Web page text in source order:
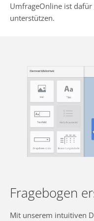
UmfrageOnline ist dafür
unterstützen.
Fragebogen
Mit unserem intuitiven